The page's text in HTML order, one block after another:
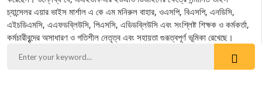
চ্যান্সেলর এয়ার ভাইস মার্শাল এ কে এম মনিরুল বাহার, ওএসপি, বিএসপি, এনডিসি,
এইচডিএমসি, এএফডব্লিউসি, পিএসসি, এডিডব্লিউসি এবং সংশ্লিষ্ট শিক্ষক ও কর্মকর্তা,
কর্মচারীবৃন্দের অসাধারণ ও গতিশীল নেতৃত্ব এবং সহায়তা গুরূত্বপূর্ণ ভূমিকা রেখেছে।